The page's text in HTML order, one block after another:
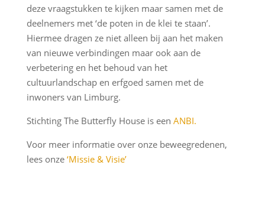
deze vraagstukken te kijken maar samen met de
deelnemers met ‘de poten in de klei te staan’.
Hiermee dragen ze niet alleen bij aan het maken
van nieuwe verbindingen maar ook aan de
verbetering en het behoud van het
cultuurlandschap en erfgoed samen met de
inwoners van Limburg.
Stichting The Butterfly House is een ANBI.
Voor meer informatie over onze beweegredenen,
lees onze ‘Missie & Visie’